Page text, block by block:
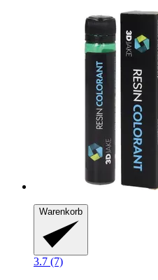
Warenkorb
3.7 (7)